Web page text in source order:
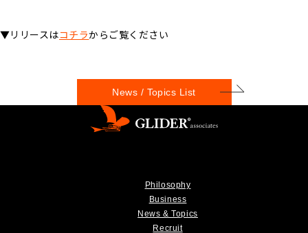
▼リリースはコチラからご覧ください
News / Topics List
Philosophy
Business
News & Topics
Recruit